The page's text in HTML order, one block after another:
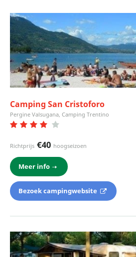
Camping San Cristoforo
Pergine Valsugana, Camping Trentino
Richtprijs €40 hoogseizoen
Meer info
Bezoek campingwebsite